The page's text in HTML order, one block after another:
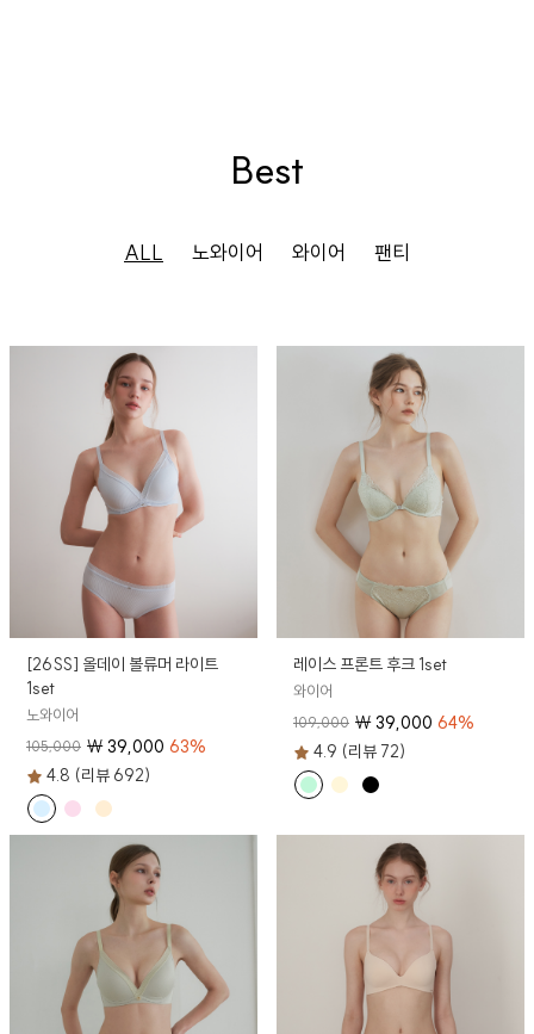
Best
ALL 노와이어 와이어 팬티
[26SS] 올데이 볼류머 라이트
1set
노와이어
105,000 ₩39,000 63%
4.8 (리뷰 692)
레이스 프론트 후크 1set
와이어
109,000 ₩39,000 64%
4.9 (리뷰 72)